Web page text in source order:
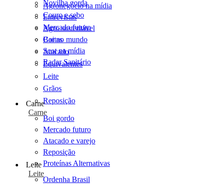
Agronegócio na mídia
Entrevistas
Agro sustentável
Cartas
Scot na mídia
Radar Sanitário
Novilha gorda
Couro e sebo
Mercado futuro
Boi no mundo
Atacado
Equivalentes
Leite
Grãos
Reposição
Carne
Carne
Boi gordo
Mercado futuro
Atacado e varejo
Reposição
Proteínas Alternativas
Leite
Leite
Ordenha Brasil